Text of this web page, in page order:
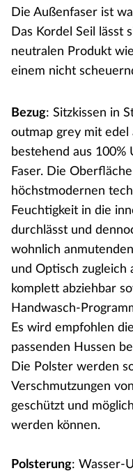
Die Außenfaser ist
Das Kordel Seil lässt
neutralen Produkt
einem nicht
Bezug: Sitzkissen in
outmap grey mit
bestehend aus 100%
Faser. Die
höchstmodernen
Feuchtigkeit in die
durchlässt und
wohnlich
und Optisch zugleich
komplett abziehbar
Handwasch-
Es wird empfohlen
passenden Hussen
Die Polster werden
Verschmutzungen
geschützt und
werden können.
Polsterung: Wasser-